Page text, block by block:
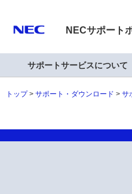
NECサポート
サポートサービスについて
トップ サポート・ダウンロード サ